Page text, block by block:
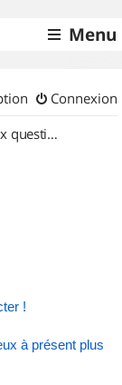
Menu
Connexion
Foire aux questions
!
à présent plus